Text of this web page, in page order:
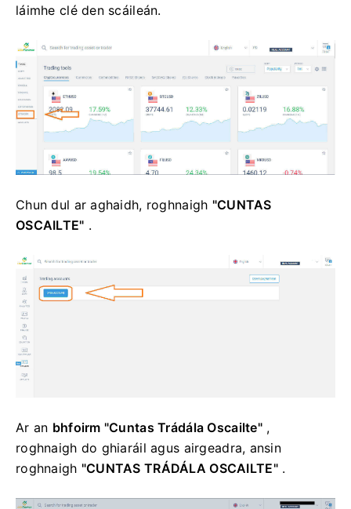
láimhe clé den scáileán.
Chun dul ar aghaidh, roghnaigh "CUNTAS
OSCAILTE" .
Ar an bhfoirm "Cuntas Trádála Oscailte",
roghnaigh do ghiaráil agus airgeadra, ansin
roghnaigh "CUNTAS TRÁDÁLA OSCAILTE".